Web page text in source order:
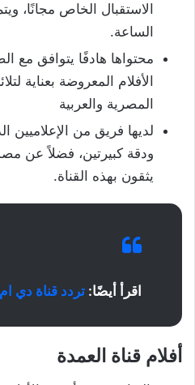
الاستقبال الخاص مجانًا،
الساعة.
محتواها هادفًا يتوافق مع
الأفلام المعروضة بعناية
المصرية والعربية
لديها فريق من الإعلاميين
ودقة كبيرتين، فضلاً عن
يثقون بهذه القناة.
اقرأ أيضًا: تردد قناة دي
أفلام قناة العمدة